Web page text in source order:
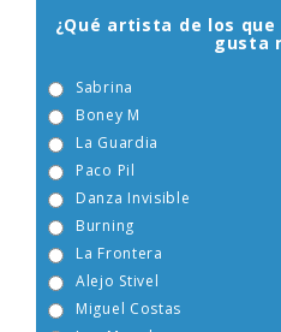
¿Qué artista de los
gusta
Sabrina
Boney M
La Guardia
Paco Pil
Danza Invisible
Burning
La Frontera
Alejo Stivel
Miguel Costas